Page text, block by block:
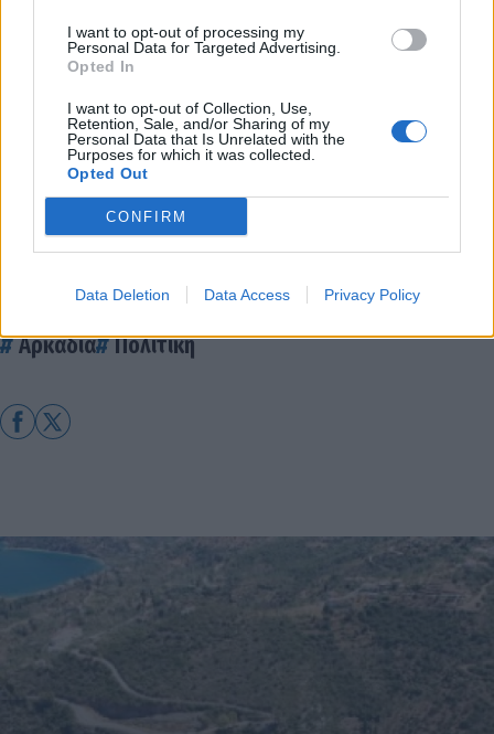
I want to opt-out of processing my
Personal Data for Targeted Advertising.
Opted In
I want to opt-out of Collection, Use,
Retention, Sale, and/or Sharing of my
Personal Data that Is Unrelated with the
Purposes for which it was collected.
Opted Out
CONFIRM
Data Deletion Data Access Privacy Policy
το ΣΒΑΑ
Συνάντηση αντιδημάρχων της ΠΕ Αρκαδίας και
εκπροσώπων της Περιφέρειας
Εγκαίνια του Κέντρου Δεξιοτήτων και
Απασχόλησης Μεγαλόπολης
Διάβασε περισσότερα
Αρκαδία
Πολιτική